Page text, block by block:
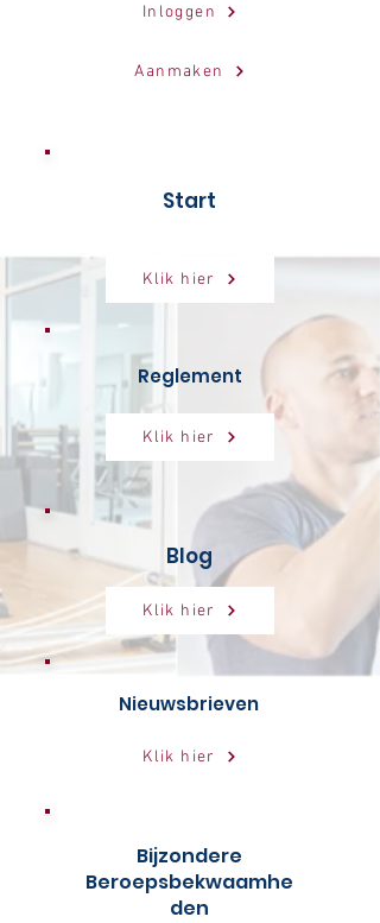
Inloggen
Aanmaken
Start
Klik hier
Reglement
Klik hier
Blog
Klik hier
Nieuwsbrieven
Klik hier
Bijzondere
Beroepsbekwaamhe
den